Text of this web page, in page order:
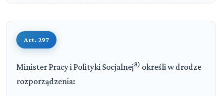
Art. 297
Minister Pracy i Polityki Socjalnej8) określi w drodze
rozporządzenia: